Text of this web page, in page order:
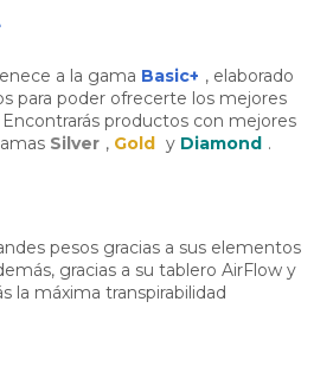
a la gama Basic+ , elaborado
para poder ofrecerte los mejores
productos con mejores
Silver , Gold y Diamond .
pesos gracias a sus elementos
gracias a su tablero AirFlow y
la máxima transpirabilidad